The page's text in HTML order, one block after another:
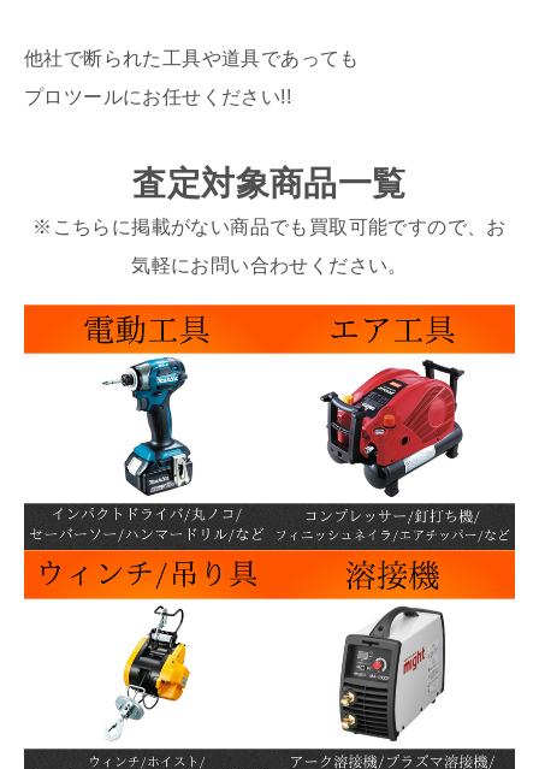
他社で断られた工具や道具であっても
プロツールにお任せください!!
査定対象商品一覧
※こちらに掲載がない商品でも買取可能ですので、お
気軽にお問い合わせください。